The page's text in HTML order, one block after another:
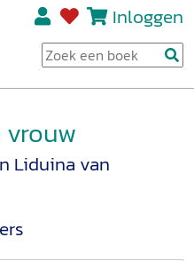
Inloggen
vrouw
Liduina van